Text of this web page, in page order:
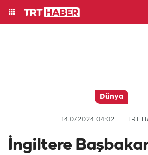
Dünya
TRT
14.07.2024 04:02
İngiltere